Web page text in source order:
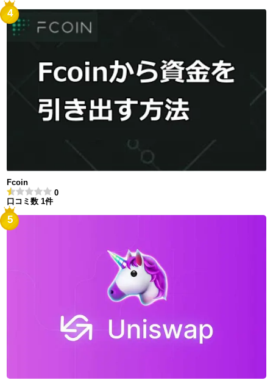
4
Fcoin
0
口コミ数 1件
5